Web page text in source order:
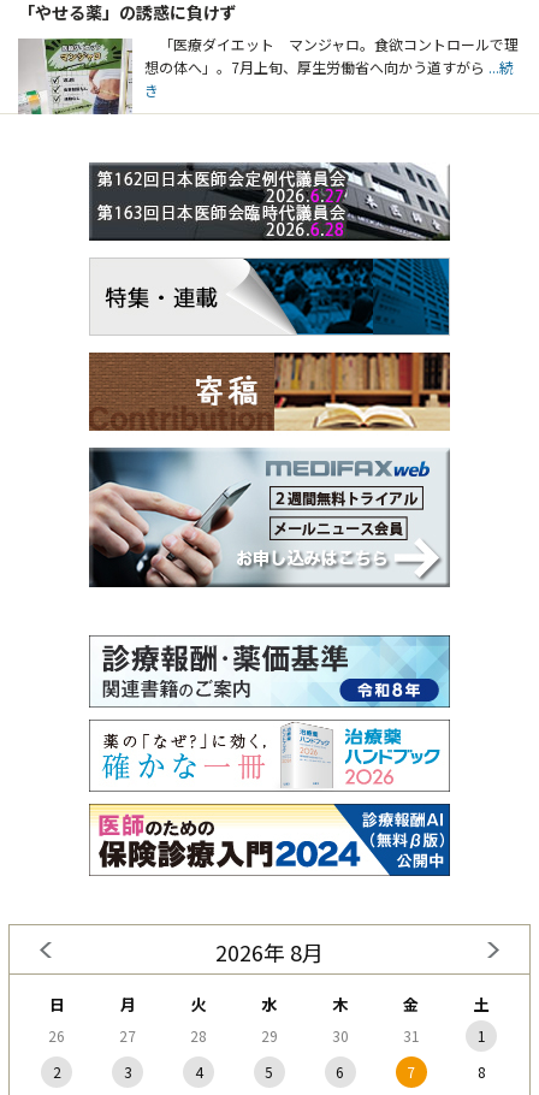
「やせる薬」の誘惑に負けず
「医療ダイエット マンジャロ。食欲コントロールで理
想の体へ」。7月上旬、厚生労働省へ向かう道すがら ...続
き
2026年 8月
日 月 火 水 木 金 土
26 27 28 29 30 31
1
2
3 4 5 6 7
8